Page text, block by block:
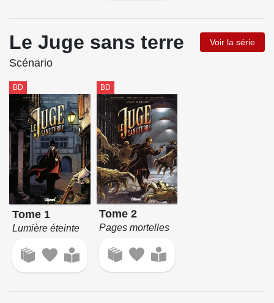
Le Juge sans terre Voir la série
Scénario
BD
Tome 1
Lumière éteinte
BD
Tome 2
Pages mortelles